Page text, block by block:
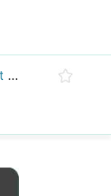
Hva bør du gjøre hvis du har et kutt i munnviken som ikke vil gro?